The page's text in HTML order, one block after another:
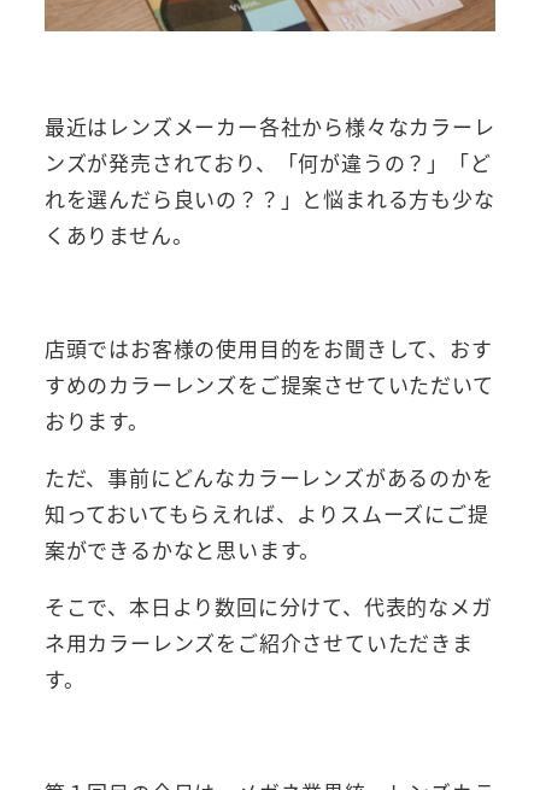
最近はレンズメーカー各社から様々なカラーレ
ンズが発売されており、「何が違うの？」「ど
れを選んだら良いの？？」と悩まれる方も少な
くありません。
店頭ではお客様の使用目的をお聞きして、おす
すめのカラーレンズをご提案させていただいて
おります。
ただ、事前にどんなカラーレンズがあるのかを
知っておいてもらえれば、よりスムーズにご提
案ができるかなと思います。
そこで、本日より数回に分けて、代表的なメガ
ネ用カラーレンズをご紹介させていただきま
す。